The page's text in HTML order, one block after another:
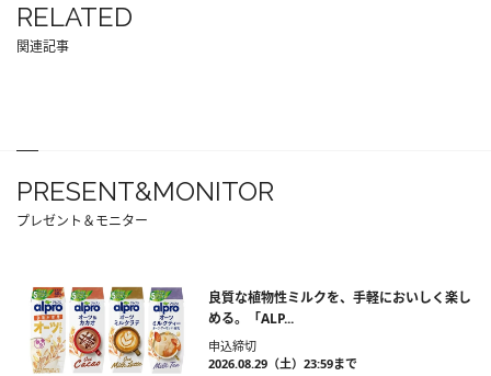
RELATED
関連記事
PRESENT&MONITOR
プレゼント＆モニター
良質な植物性ミルクを、手軽においしく楽し
める。「ALP...
申込締切
2026.08.29（土）23:59まで